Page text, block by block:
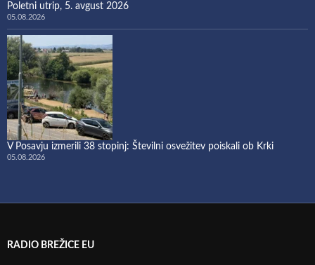
Poletni utrip, 5. avgust 2026
05.08.2026
V Posavju izmerili 38 stopinj: Številni osvežitev poiskali ob Krki
05.08.2026
RADIO BREŽICE EU